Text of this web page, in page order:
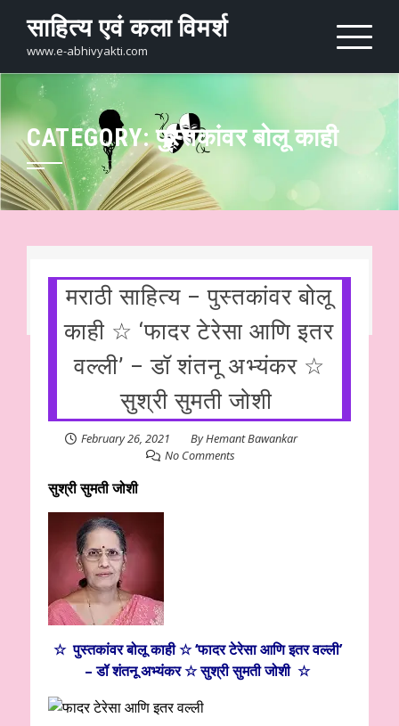
content
साहित्य एवं कला विमर्श
www.e-abhivyakti.com
CATEGORY:पुस्तकांवर बोलू काही
मराठी साहित्य – पुस्तकांवर बोलू
काही ☆ ‘फादर टेरेसा आणि इतर
वल्ली’ – डॉ शंतनू अभ्यंकर ☆
सुश्री सुमती जोशी
February 26, 2021 ByHemant Bawankar
No Comments
सुश्री सुमती जोशी
☆ पुस्तकांवर बोलू काही ☆ ‘फादर टेरेसा आणि इतर वल्ली’
– डॉ शंतनू अभ्यंकर ☆ सुश्री सुमती जोशी ☆